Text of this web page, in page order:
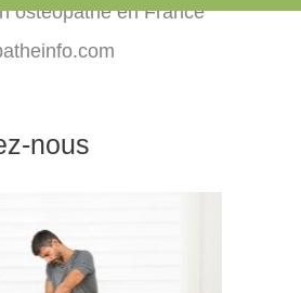
ostéopathe en France
nous